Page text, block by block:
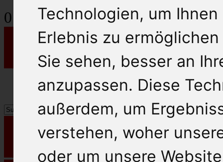
Technologien, um
Erlebnis zu
Sie sehen, besser an
anzupassen. Diese
außerdem, um
verstehen, woher
oder um unsere
0 Artikel